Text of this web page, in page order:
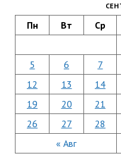
Пн Вт Ср
« Авг
5
6 7
12
13 14
19
20 21
26
27 28